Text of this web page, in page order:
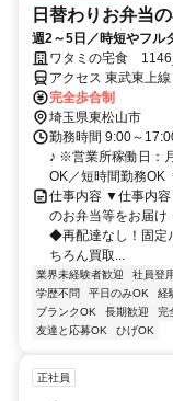
日替わりお弁当
週2～5日／時短やフル
サポート体制バッチリ
い◎
ワタミの宅食
アクセス 東武東上
（埼玉県）北口徒歩
完全歩合制
埼玉県東松山市
勤務時間 9:00～
♪ ※営業所稼働日：
OK／短時間勤務OK
仕事内容 ▼仕事内容
のお弁当等をお届
◆再配達なし！固定
ちろん買取...
業界未経験者歓迎 社員登
学歴不問
平日のみOK 経
ブランクOK
長期歓迎 完
友達と応募OK
ひげOK
正社員